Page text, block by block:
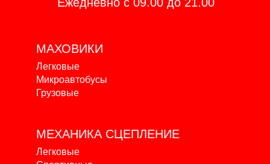
Ежедневно с 09.00 до 21.00
МАХОВИКИ
Легковые
Микроавтобусы
Грузовые
МЕХАНИКА СЦЕПЛЕНИЕ
Легковые